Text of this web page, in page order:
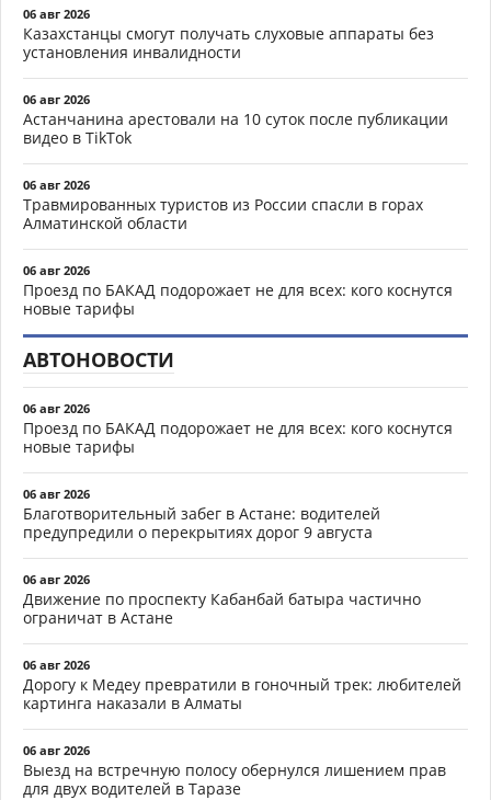
06 авг 2026
Казахстанцы смогут получать слуховые аппараты без
установления инвалидности
06 авг 2026
Астанчанина арестовали на 10 суток после публикации
видео в TikTok
06 авг 2026
Травмированных туристов из России спасли в горах
Алматинской области
06 авг 2026
Проезд по БАКАД подорожает не для всех: кого коснутся
новые тарифы
АВТОНОВОСТИ
06 авг 2026
Проезд по БАКАД подорожает не для всех: кого коснутся
новые тарифы
06 авг 2026
Благотворительный забег в Астане: водителей
предупредили о перекрытиях дорог 9 августа
06 авг 2026
Движение по проспекту Кабанбай батыра частично
ограничат в Астане
06 авг 2026
Дорогу к Медеу превратили в гоночный трек: любителей
картинга наказали в Алматы
06 авг 2026
Выезд на встречную полосу обернулся лишением прав
для двух водителей в Таразе